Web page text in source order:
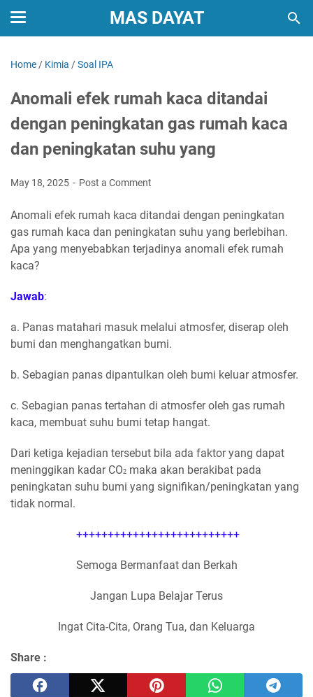
MAS DAYAT
Home / Kimia /Soal IPA
Anomali efek rumah kaca ditandai
dengan peningkatan gas rumah kaca
dan peningkatan suhu yang
May 18, 2025 Post a Comment
Anomali efek rumah kaca ditandai dengan peningkatan
gas rumah kaca dan peningkatan suhu yang berlebihan.
Apa yang menyebabkan terjadinya anomali efek rumah
kaca?
Jawab:
a. Panas matahari masuk melalui atmosfer, diserap oleh
bumi dan menghangatkan bumi.
b. Sebagian panas dipantulkan oleh bumi keluar atmosfer.
c. Sebagian panas tertahan di atmosfer oleh gas rumah
kaca, membuat suhu bumi tetap hangat.
Dari ketiga kejadian tersebut bila ada faktor yang dapat
meninggikan kadar CO2 maka akan berakibat pada
peningkatan suhu bumi yang signifikan/peningkatan yang
tidak normal.
++++++++++++++++++++++++++
Semoga Bermanfaat dan Berkah
Jangan Lupa Belajar Terus
Ingat Cita-Cita, Orang Tua, dan Keluarga
Share :